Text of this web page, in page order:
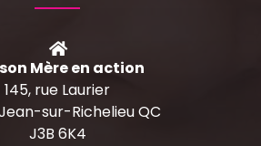
Mère en action
145, rue Laurier
sur-Richelieu QC
J3B 6K4